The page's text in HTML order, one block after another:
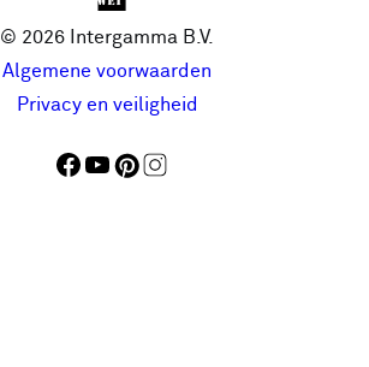
© 2026 Intergamma B.V.
Algemene voorwaarden
Privacy en veiligheid